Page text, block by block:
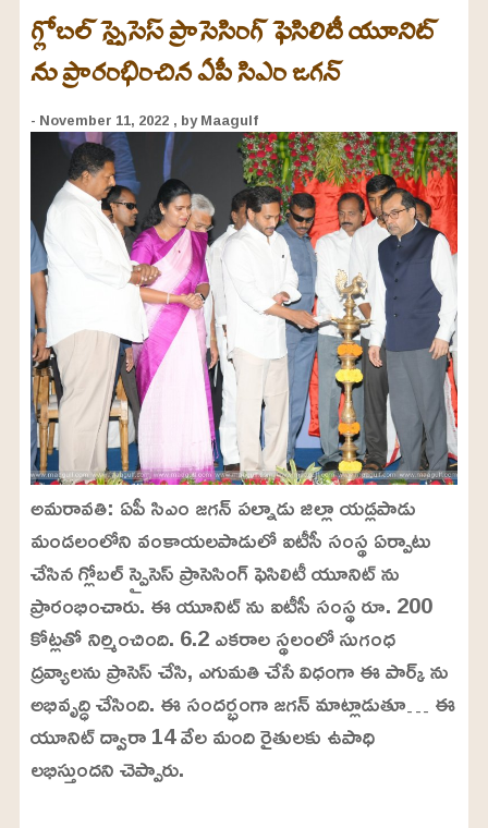
గ్లోబల్ స్పైసెస్ ప్రాసెసింగ్ ఫెసిలిటీ యూనిట్
ను ప్రారంభించిన ఏపీ సిఎం జగన్
- November 11, 2022 , by Maagulf
అమరావతి: ఏపీ సిఎం జగన్‌ పల్నాడు జిల్లా యడ్లపాడు
మండలంలోని వంకాయలపాడులో ఐటీసీ సంస్థ ఏర్పాటు
చేసిన గ్లోబల్ స్పైసెస్ ప్రాసెసింగ్ ఫెసిలిటీ యూనిట్ ను
ప్రారంభించారు. ఈ యూనిట్ ను ఐటీసీ సంస్థ రూ. 200
కోట్లతో నిర్మించింది. 6.2 ఎకరాల స్థలంలో సుగంధ
ద్రవ్యాలను ప్రాసెస్ చేసి, ఎగుమతి చేసే విధంగా ఈ పార్క్ ను
అభివృద్ధి చేసింది. ఈ సందర్భంగా జగన్ మాట్లాడుతూ… ఈ
యూనిట్ ద్వారా 14 వేల మంది రైతులకు ఉపాధి
లభిస్తుందని చెప్పారు.